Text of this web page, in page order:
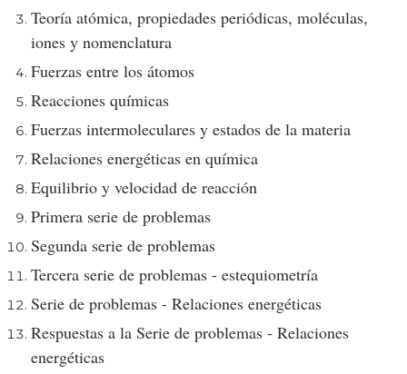
Teoría atómica, propiedades periódicas, moléculas,
iones y nomenclatura
Fuerzas entre los átomos
Reacciones químicas
Fuerzas intermoleculares y estados de la materia
Relaciones energéticas en química
Equilibrio y velocidad de reacción
Primera serie de problemas
Segunda serie de problemas
Tercera serie de problemas - estequiometría
Serie de problemas - Relaciones energéticas
Respuestas a la Serie de problemas - Relaciones
energéticas